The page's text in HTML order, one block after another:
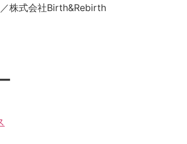
株式会社Birth&Rebirth